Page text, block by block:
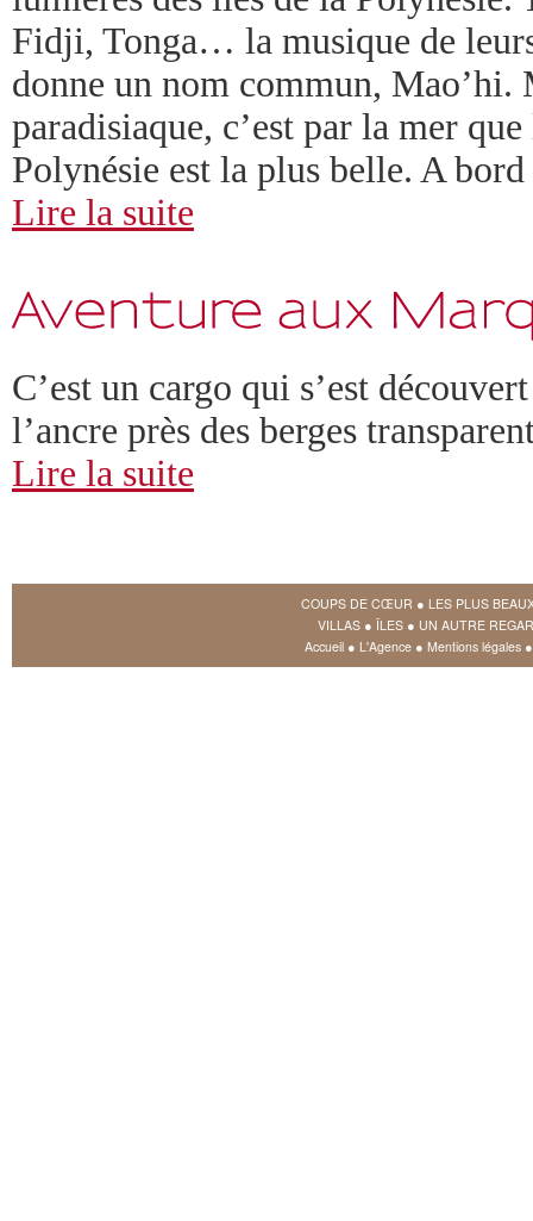
Fidji, Tonga… la musique de
donne un nom commun,
paradisiaque, c’est par la mer
Polynésie est la plus belle. A
Lire la suite
C’est un cargo qui s’est
l’ancre près des berges
Lire la suite
COUPS DE CŒUR ● LES PLUS
VILLAS ● ÎLES ● UN AUTRE
Accueil ● L'Agence ● Mentions légales